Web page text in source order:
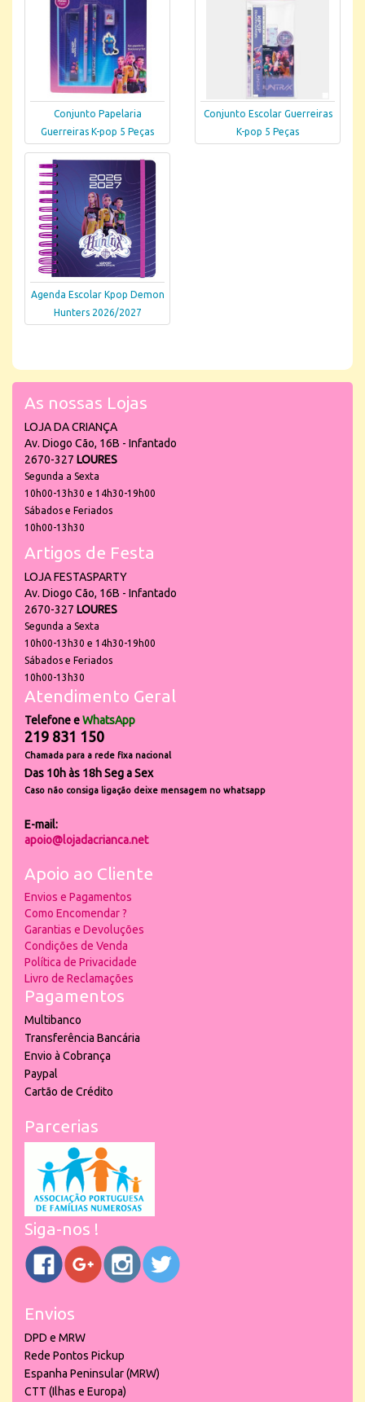
Conjunto Papelaria
Guerreiras K-pop 5 Peças
Conjunto Escolar Guerreiras
K-pop 5 Peças
Agenda Escolar Kpop Demon
Hunters 2026/2027
As nossas Lojas
LOJA DA CRIANÇA
Av. Diogo Cão, 16B - Infantado
2670-327 LOURES
Segunda a Sexta
10h00-13h30 e 14h30-19h00
Sábados e Feriados
10h00-13h30
Artigos de Festa
LOJA FESTASPARTY
Av. Diogo Cão, 16B - Infantado
2670-327 LOURES
Segunda a Sexta
10h00-13h30 e 14h30-19h00
Sábados e Feriados
10h00-13h30
Atendimento Geral
Telefone eWhatsApp
219 831 150
Chamada para a rede fixa nacional
Das 10h às 18h Seg a Sex
Caso não consiga ligação deixe mensagem no whatsapp
E-mail:
apoio@lojadacrianca.net
Apoio ao Cliente
Envios e Pagamentos
Como Encomendar ?
Garantias e Devoluções
Condições de Venda
Política de Privacidade
Livro de Reclamações
Pagamentos
Multibanco
Transferência Bancária
Envio à Cobrança
Paypal
Cartão de Crédito
Parcerias
Siga-nos !
Envios
DPD e MRW
Rede Pontos Pickup
Espanha Peninsular (MRW)
CTT (Ilhas e Europa)